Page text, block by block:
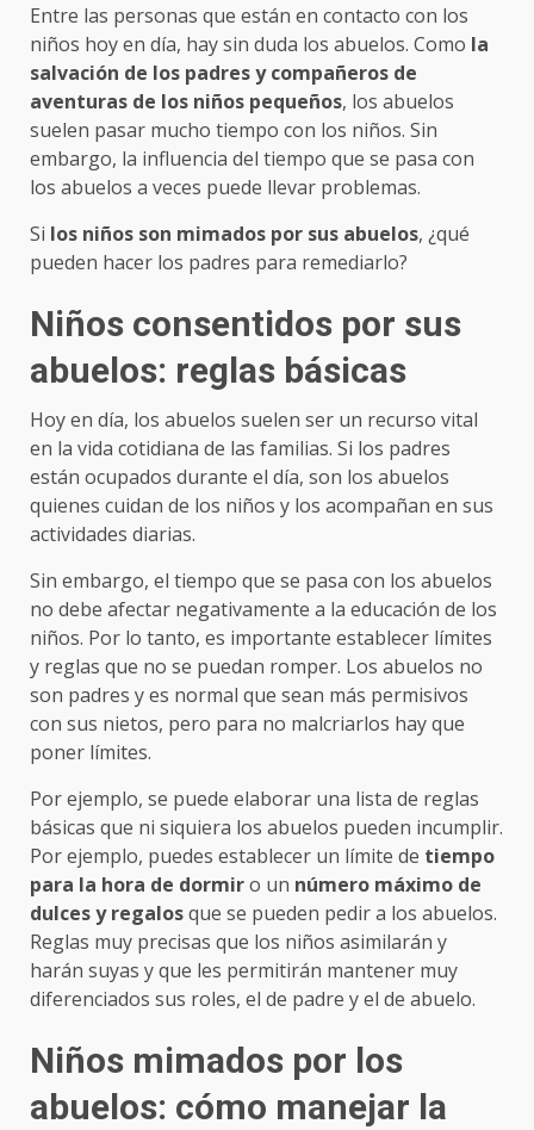
Entre las personas que están en contacto con los
niños hoy en día, hay sin duda los abuelos. Como la
salvación de los padres y compañeros de
aventuras de los niños pequeños, los abuelos
suelen pasar mucho tiempo con los niños. Sin
embargo, la influencia del tiempo que se pasa con
los abuelos a veces puede llevar problemas.
Si los niños son mimados por sus abuelos, ¿qué
pueden hacer los padres para remediarlo?
Niños consentidos por sus
abuelos: reglas básicas
Hoy en día, los abuelos suelen ser un recurso vital
en la vida cotidiana de las familias. Si los padres
están ocupados durante el día, son los abuelos
quienes cuidan de los niños y los acompañan en sus
actividades diarias.
Sin embargo, el tiempo que se pasa con los abuelos
no debe afectar negativamente a la educación de los
niños. Por lo tanto, es importante establecer límites
y reglas que no se puedan romper. Los abuelos no
son padres y es normal que sean más permisivos
con sus nietos, pero para no malcriarlos hay que
poner límites.
Por ejemplo, se puede elaborar una lista de reglas
básicas que ni siquiera los abuelos pueden incumplir.
Por ejemplo, puedes establecer un límite de tiempo
para la hora de dormiro un número máximo de
dulces y regalosque se pueden pedir a los abuelos.
Reglas muy precisas que los niños asimilarán y
harán suyas y que les permitirán mantener muy
diferenciados sus roles, el de padre y el de abuelo.
Niños mimados por los
abuelos: cómo manejar la